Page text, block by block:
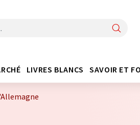
LIVRES BLANCS SAVOIR ET